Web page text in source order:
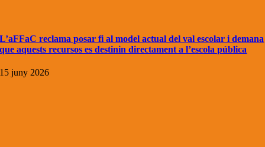
L’aFFaC reclama posar fi al model actual del val escolar i demana
que aquests recursos es destinin directament a l’escola pública
15 juny 2026